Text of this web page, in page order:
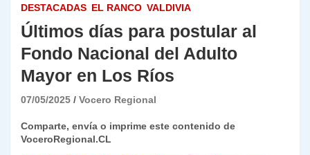
DESTACADAS EL RANCO VALDIVIA
Últimos días para postular al
Fondo Nacional del Adulto
Mayor en Los Ríos
07/05/2025 Vocero Regional
Comparte, envía o imprime este contenido de
VoceroRegional.CL